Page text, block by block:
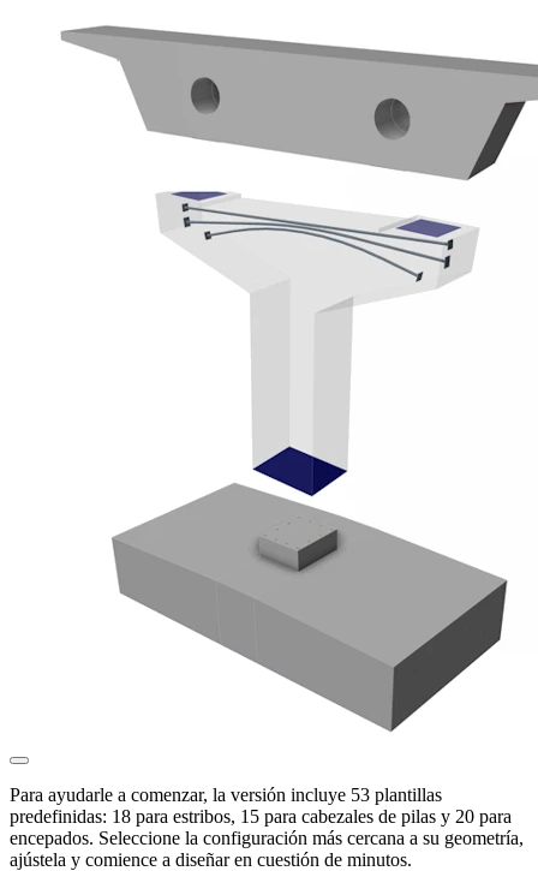
Para ayudarle a comenzar, la versión incluye 53 plantillas
predefinidas: 18 para estribos, 15 para cabezales de pilas y 20 para
encepados. Seleccione la configuración más cercana a su geometría,
ajústela y comience a diseñar en cuestión de minutos.